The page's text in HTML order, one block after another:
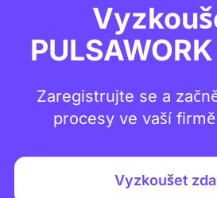
Zaregistrujte se a
procesy ve vaší
Vyzkoušet